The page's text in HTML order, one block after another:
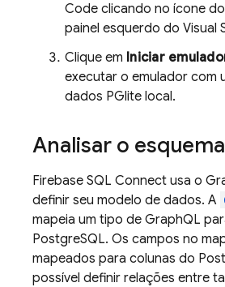
Code clicando no ícone
painel esquerdo do Visual
Clique em Iniciar
executar o emulador com
dados PGlite local.
Analisar o esquema
Firebase SQL Connect usa o
definir seu modelo de dados. A
mapeia um tipo de GraphQL
PostgreSQL. Os campos no
mapeados para colunas do
possível definir relações entre